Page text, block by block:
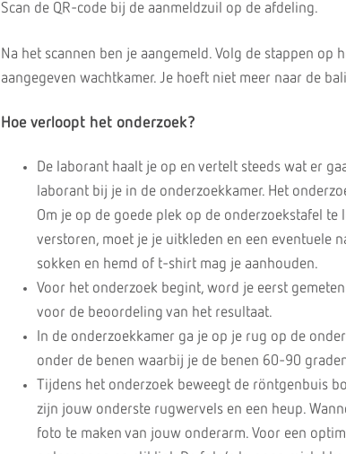
Scan de QR-code bij de aanmeldzuil op de afdeling.
Na het scannen ben je aangemeld. Volg de stappen op
aangegeven wachtkamer. Je hoeft niet meer naar de
Hoe verloopt het onderzoek?
De laborant haalt je op en vertelt steeds wat er
laborant bij je in de onderzoekkamer. Het
Om je op de goede plek op de onderzoekstafel
verstoren, moet je je uitkleden en een eventuele
sokken en hemd of t-shirt mag je aanhouden.
Voor het onderzoek begint, word je eerst
voor de beoordeling van het resultaat.
In de onderzoekkamer ga je op je rug op de
onder de benen waarbij je de benen 60-90
Tijdens het onderzoek beweegt de röntgenbuis
zijn jouw onderste rugwervels en een heup.
foto te maken van jouw onderarm. Voor een